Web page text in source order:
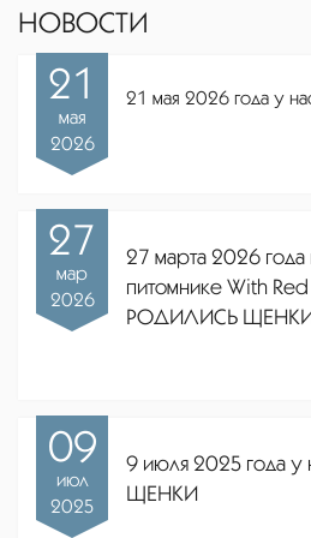
НОВОСТИ
21
мая
2026
21 мая 2026 года у
27
мар
2026
27 марта 2026
питомнике With
РОДИЛИСЬ
09
июл
2025
9 июля 2025 года
ЩЕНКИ